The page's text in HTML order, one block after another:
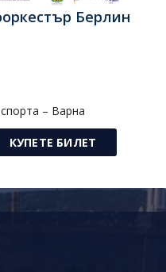
Берлин
– Варна
КУПЕТЕ БИЛЕТ